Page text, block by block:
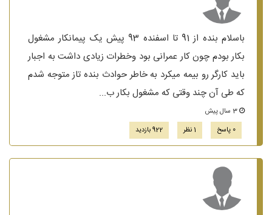
باسلام بنده از 91 تا اسفنده 93 پیش یک پیمانکار مشغول
بکار بودم چون کار عمرانی بود وخطرات زیادی داشت به اجبار
باید کارگر رو بیمه میکرد به خاطر حوادث بنده تاز متوجه شدم
که طی آن چند وقتی که مشغول بکار ب...
0 پاسخ
1 نظر 922 بازدید